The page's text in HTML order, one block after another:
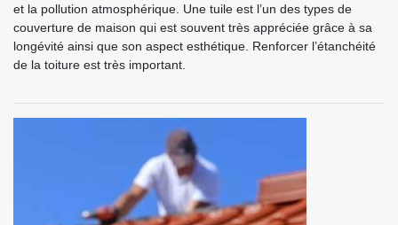
et la pollution atmosphérique. Une tuile est l’un des types de
couverture de maison qui est souvent très appréciée grâce à sa
longévité ainsi que son aspect esthétique. Renforcer l’étanchéité
de la toiture est très important.